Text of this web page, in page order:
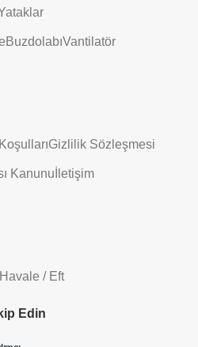
BuzdolabıVantilatör
Gizlilik Sözleşmesi
Kanunu İletişim
Havale / Eft
Edin